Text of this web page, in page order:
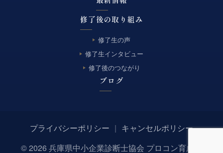
修了後の取り組み
修了生の声
修了生インタビュー
修了後のつながり
ブログ
プライバシーポリシー | キャンセルポリシー
© 2026 兵庫県中小企業診断士協会 プロコン育成塾